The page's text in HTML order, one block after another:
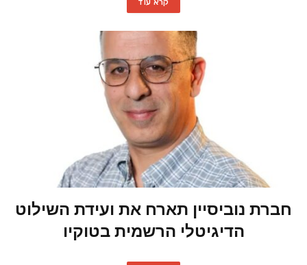
חברת נוביסיין תארח את ועידת השילוט
הדיגיטלי הרשמית בטוקיו